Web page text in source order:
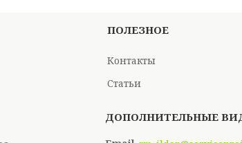
ПОЛЕЗНОЕ
Контакты
Статьи